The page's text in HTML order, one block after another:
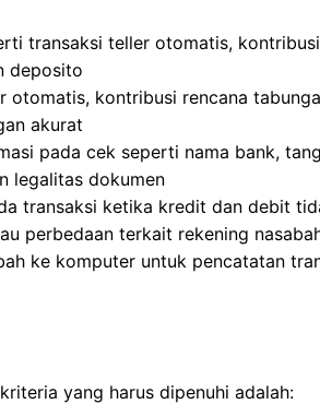
transaksi teller otomatis,
deposito
otomatis, kontribusi rencana
akurat
pada cek seperti nama bank,
legalitas dokumen
transaksi ketika kredit dan debit
perbedaan terkait rekening
ke komputer untuk pencatatan
yang harus dipenuhi adalah: